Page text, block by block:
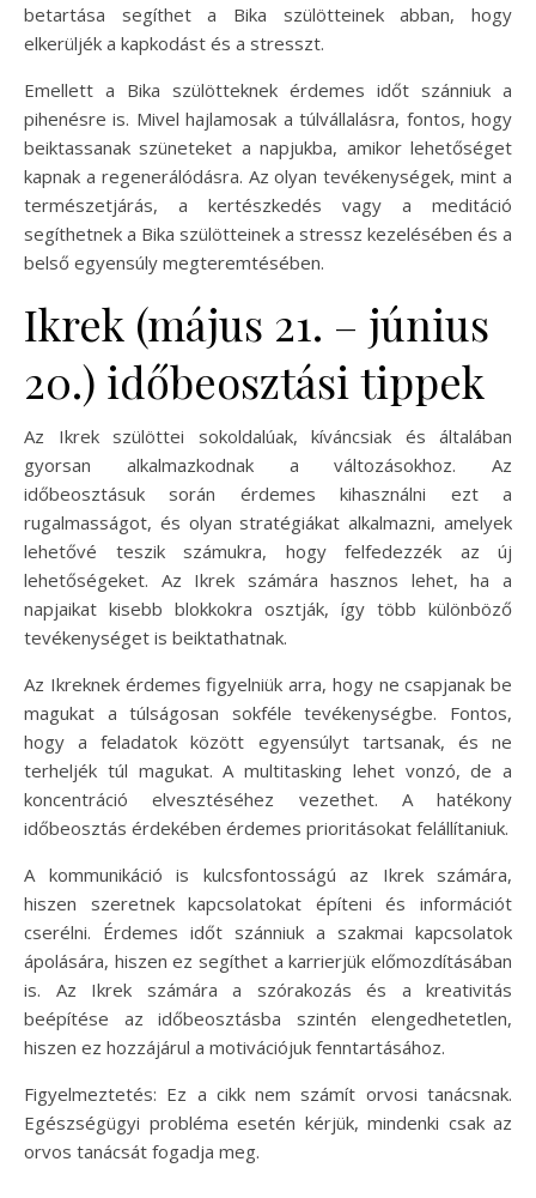
betartása segíthet a Bika szülötteinek abban, hogy
elkerüljék a kapkodást és a stresszt.
Emellett a Bika szülötteknek érdemes időt szánniuk a
pihenésre is. Mivel hajlamosak a túlvállalásra, fontos, hogy
beiktassanak szüneteket a napjukba, amikor lehetőséget
kapnak a regenerálódásra. Az olyan tevékenységek, mint a
természetjárás, a kertészkedés vagy a meditáció
segíthetnek a Bika szülötteinek a stressz kezelésében és a
belső egyensúly megteremtésében.
Ikrek (május 21. – június
20.) időbeosztási tippek
Az Ikrek szülöttei sokoldalúak, kíváncsiak és általában
gyorsan alkalmazkodnak a változásokhoz. Az
időbeosztásuk során érdemes kihasználni ezt a
rugalmasságot, és olyan stratégiákat alkalmazni, amelyek
lehetővé teszik számukra, hogy felfedezzék az új
lehetőségeket. Az Ikrek számára hasznos lehet, ha a
napjaikat kisebb blokkokra osztják, így több különböző
tevékenységet is beiktathatnak.
Az Ikreknek érdemes figyelniük arra, hogy ne csapjanak be
magukat a túlságosan sokféle tevékenységbe. Fontos,
hogy a feladatok között egyensúlyt tartsanak, és ne
terheljék túl magukat. A multitasking lehet vonzó, de a
koncentráció elvesztéséhez vezethet. A hatékony
időbeosztás érdekében érdemes prioritásokat felállítaniuk.
A kommunikáció is kulcsfontosságú az Ikrek számára,
hiszen szeretnek kapcsolatokat építeni és információt
cserélni. Érdemes időt szánniuk a szakmai kapcsolatok
ápolására, hiszen ez segíthet a karrierjük előmozdításában
is. Az Ikrek számára a szórakozás és a kreativitás
beépítése az időbeosztásba szintén elengedhetetlen,
hiszen ez hozzájárul a motivációjuk fenntartásához.
Figyelmeztetés: Ez a cikk nem számít orvosi tanácsnak.
Egészségügyi probléma esetén kérjük, mindenki csak az
orvos tanácsát fogadja meg.